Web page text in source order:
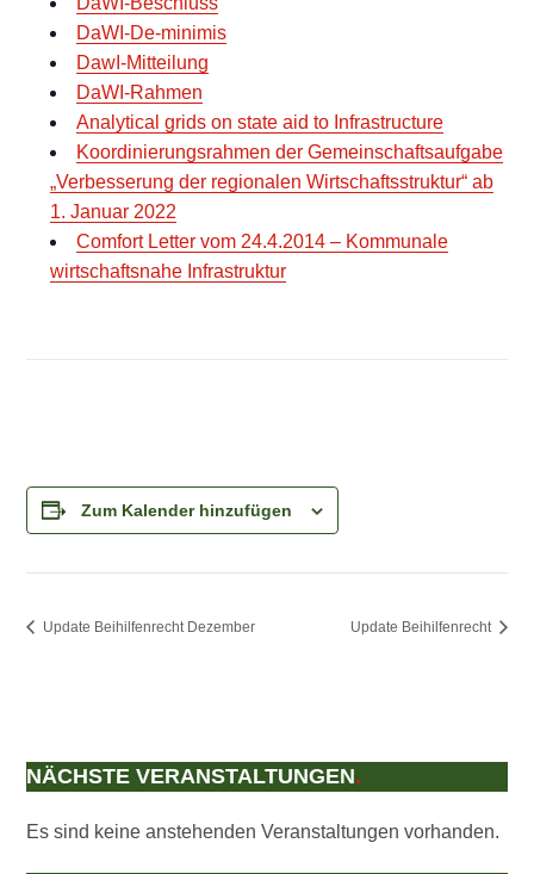
DaWI-De-minimis
DawI-Mitteilung
DaWI-Rahmen
Analytical grids on state aid to Infrastructure
Koordinierungsrahmen der Gemeinschaftsaufgabe
„Verbesserung der regionalen Wirtschaftsstruktur“ ab
1. Januar 2022
Comfort Letter vom 24.4.2014 – Kommunale
wirtschaftsnahe Infrastruktur
Zum Kalender hinzufügen
Update Beihilfenrecht Dezember Update Beihilfenrecht
NÄCHSTE VERANSTALTUNGEN.
Es sind keine anstehenden Veranstaltungen vorhanden.